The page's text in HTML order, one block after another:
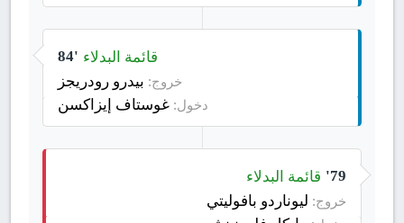
84' قائمة البدلاء
خروج: بيدرو رودريجز
دخول: غوستاف إيزاكسن
79' قائمة البدلاء
خروج: ليوناردو بافوليتي